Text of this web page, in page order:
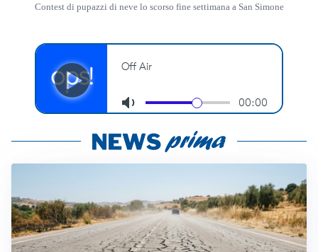
Contest di pupazzi di neve lo scorso fine settimana a San Simone